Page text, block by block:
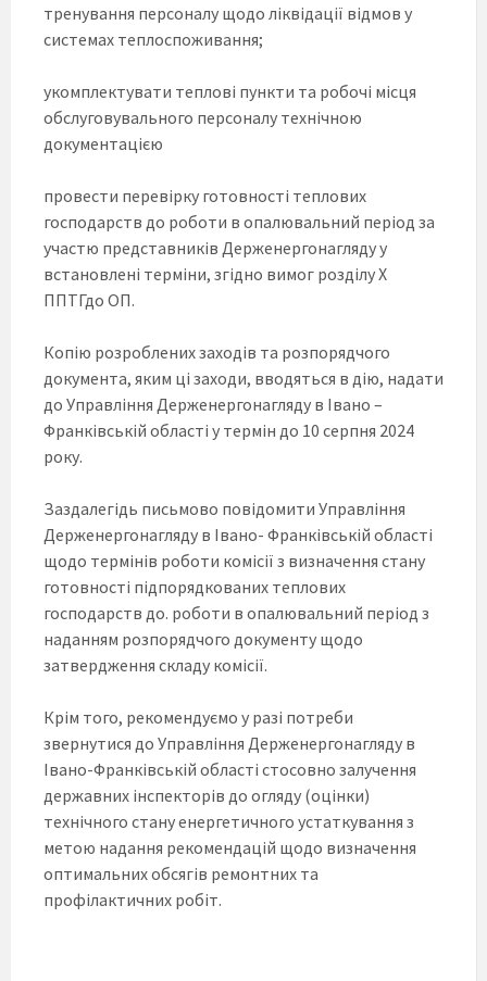
тренування персоналу щодо ліквідації відмов у
системах теплоспоживання;
укомплектувати теплові пункти та робочі місця
обслуговувального персоналу технічною
документацією
провести перевірку готовності теплових
господарств до роботи в опалювальний період за
участю представників Держенергонагляду у
встановлені терміни, згідно вимог розділу X
ППТГдо ОП.
Копію розроблених заходів та розпорядчого
документа, яким ці заходи, вводяться в дію, надати
до Управління Держенергонагляду в Івано –
Франківській області у термін до 10 серпня 2024
року.
Заздалегідь письмово повідомити Управління
Держенергонагляду в Івано- Франківській області
щодо термінів роботи комісії з визначення стану
готовності підпорядкованих теплових
господарств до. роботи в опалювальний період з
наданням розпорядчого документу щодо
затвердження складу комісії.
Крім того, рекомендуємо у разі потреби
звернутися до Управління Держенергонагляду в
Івано-Франківській області стосовно залучення
державних інспекторів до огляду (оцінки)
технічного стану енергетичного устаткування з
метою надання рекомендацій щодо визначення
оптимальних обсягів ремонтних та
профілактичних робіт.